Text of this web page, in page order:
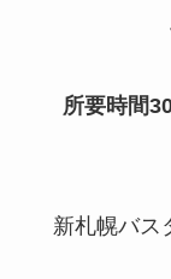
所要時間
新札幌バス